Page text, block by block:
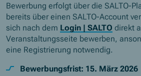
Bewerbung erfolgt über die SALTO-
bereits über einen SALTO-Account
sich nach dem Login | SALTO direkt
Veranstaltungsseite bewerben,
eine Registrierung notwendig.
Bewerbungsfrist: 15. März 2026